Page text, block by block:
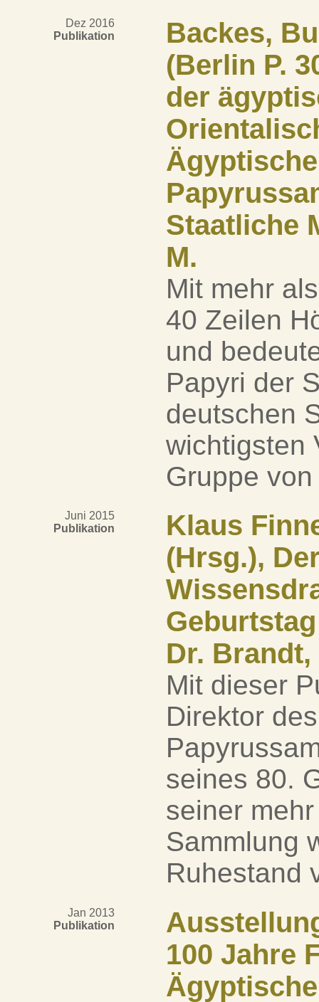
Dez 2016
Publikation
Backes,
(Berlin P.
der
Staatliche
M.
Mit mehr
40 Zeilen
und
Papyri der
deutschen
wichtigsten
Gruppe
Juni 2015
Publikation
Klaus
(Hrsg.),
Dr.
Mit dieser
Direktor
seines 80.
seiner
Sammlung
Ruhestand
Jan 2013
Publikation
100 Jahre